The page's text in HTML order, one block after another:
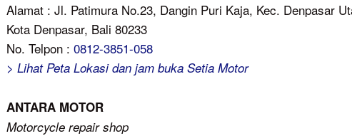
Alamat : Jl. Patimura No.23, Dangin Puri Kaja, Kec. Denpasar
Kota Denpasar, Bali 80233
No. Telpon : 0812-3851-058
> Lihat Peta Lokasi dan jam buka Setia Motor
ANTARA MOTOR
Motorcycle repair shop